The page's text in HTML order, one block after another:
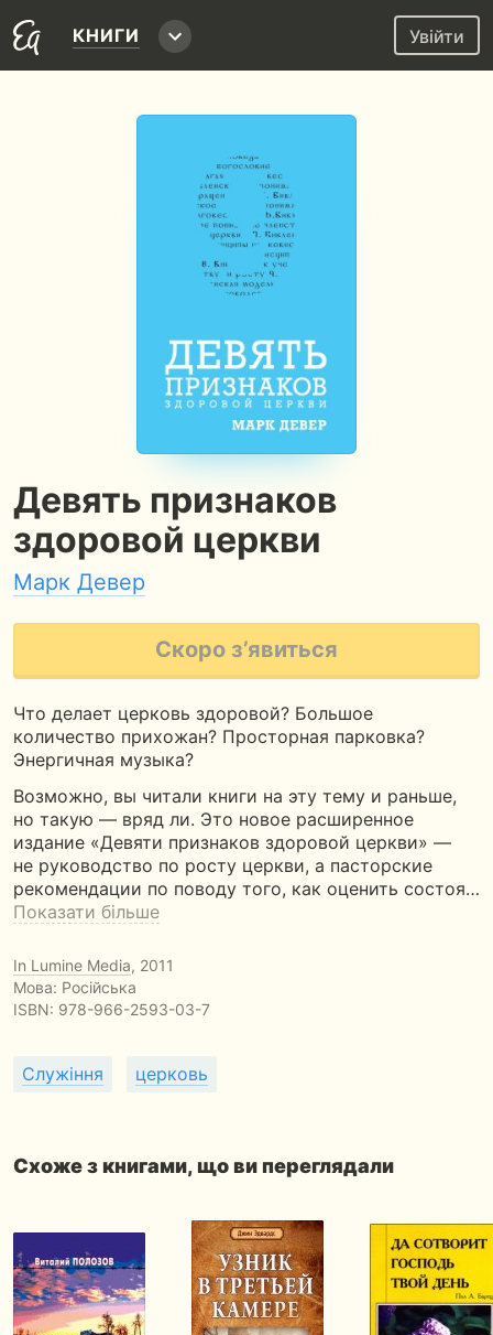
КНИГИ Увійти
Девять признаков
здоровой церкви
Марк Девер
Скоро з’явиться
Что делает церковь здоровой? Большое
количество прихожан? Просторная парковка?
Энергичная музыка?
Возможно, вы читали книги на эту тему и раньше,
но такую — вряд ли. Это новое расширенное
издание «Девяти признаков здоровой церкви» —
не руководство по росту церкви, а пасторские
рекомендации по поводу того, как оценить состоя…
Показати більше
In Lumine Media, 2011
Мова: Російська
ISBN: 978-966-2593-03-7
Служіння церковь
Схоже з книгами, що ви переглядали